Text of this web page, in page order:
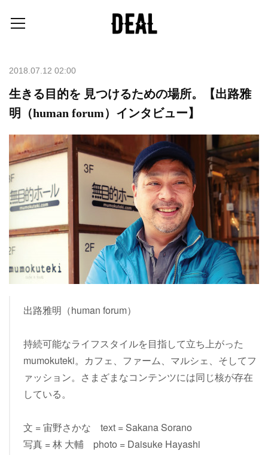
2018.07.12 02:00
生きる目的を 見つけるための場所。【出路雅
明（human forum）インタビュー】
出路雅明（human forum）
持続可能なライフスタイルを目指して立ち上がった
mumokuteki。カフェ、ファーム、マルシェ、そしてフ
ァッション。さまざまなコンテンツには同じ核が存在
している。
文 = 宙野さかな text = Sakana Sorano
写真 = 林 大輔 photo = Daisuke Hayashi